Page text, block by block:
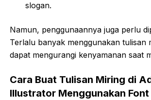
slogan.
Namun, penggunaannya juga perlu
Terlalu banyak menggunakan tulisan
dapat mengurangi kenyamanan saat
Cara Buat Tulisan Miring di
Illustrator Menggunakan